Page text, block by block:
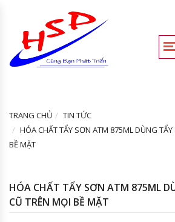
TRANG CHỦ
TIN TỨC
HÓA CHẤT TẨY SƠN ATM 875ML DÙNG
BỀ MẶT
HÓA CHẤT TẨY SƠN ATM 875ML
CŨ TRÊN MỌI BỀ MẶT